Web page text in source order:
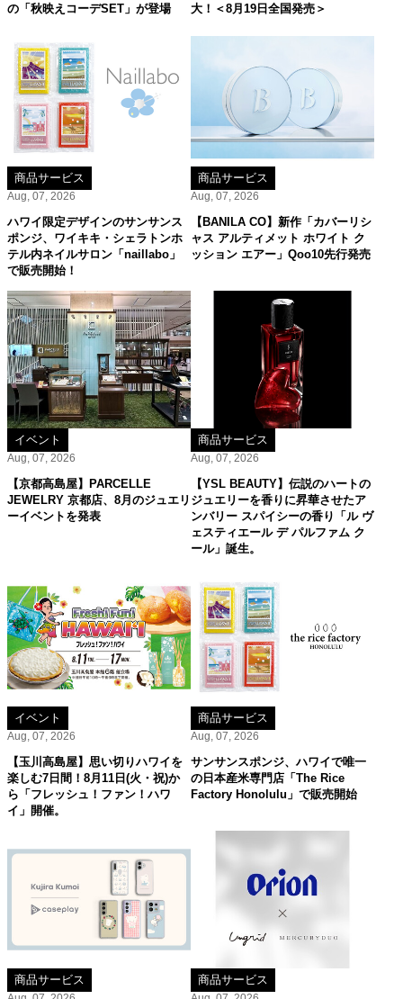
の「秋映えコーデSET」が登場
大！＜8月19日全国発売＞
商品サービス
Aug, 07, 2026
ハワイ限定デザインのサンサンス
ポンジ、ワイキキ・シェラトンホ
テル内ネイルサロン「naillabo」
で販売開始！
商品サービス
Aug, 07, 2026
【BANILA CO】新作「カバーリシ
ャス アルティメット ホワイト ク
ッション エアー」Qoo10先行発売
イベント
Aug, 07, 2026
【京都高島屋】PARCELLE
JEWELRY 京都店、8月のジュエリ
ーイベントを発表
商品サービス
Aug, 07, 2026
【YSL BEAUTY】伝説のハートの
ジュエリーを香りに昇華させたア
ンバリー スパイシーの香り「ル ヴ
ェスティエール デ パルファム ク
ール」誕生。
イベント
Aug, 07, 2026
【玉川高島屋】思い切りハワイを
楽しむ7日間！8月11日(火・祝)か
ら「フレッシュ！ファン！ハワ
イ」開催。
商品サービス
Aug, 07, 2026
サンサンスポンジ、ハワイで唯一
の日本産米専門店「The Rice
Factory Honolulu」で販売開始
商品サービス 商品サービス